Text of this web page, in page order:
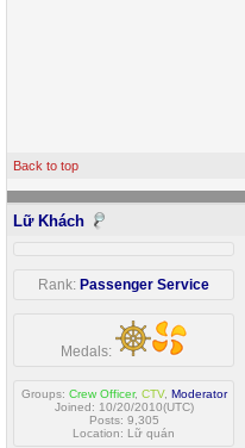
Back to top
Lữ Khách
Rank: Passenger Service
Medals:
Groups: Crew Officer, CTV, Moderator
Joined: 10/20/2010(UTC)
Posts: 9,305
Location: Lữ quán